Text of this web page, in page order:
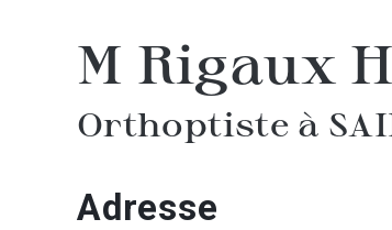
M Rigaux
Orthoptiste à
Adresse